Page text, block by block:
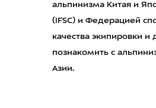
альпинизма Китая и
(IFSC) и Федерацией
качества экипировки
познакомить с
Азии.